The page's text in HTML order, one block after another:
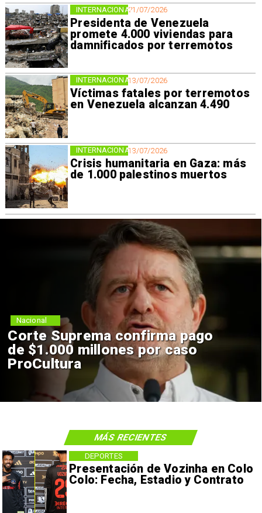
21/07/2026
Presidenta de Venezuela
promete 4.000 viviendas para
damnificados por terremotos
INTERNACIONAL
13/07/2026
Víctimas fatales por terremotos
en Venezuela alcanzan 4.490
INTERNACIONAL
13/07/2026
Crisis humanitaria en Gaza: más
de 1.000 palestinos muertos
INTERNACIONAL
Corte Suprema confirma pago
de $1.000 millones por caso
ProCultura
Nacional
Presentación de Vozinha en Colo
Colo: Fecha, Estadio y Contrato
DEPORTES
MÁS RECIENTES